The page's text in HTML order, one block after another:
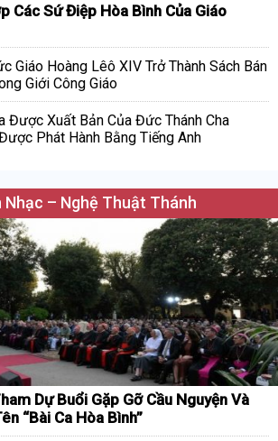
Các Sứ Điệp Hòa Bình Của Giáo
Giáo Hoàng Lêô XIV Trở Thành Sách Bán
Giới Công Giáo
Được Xuất Bản Của Đức Thánh Cha
Phát Hành Bằng Tiếng Anh
Nhạc – Nghệ Thuật Thánh
Dự Buổi Gặp Gỡ Cầu Nguyện Và
“Bài Ca Hòa Bình”